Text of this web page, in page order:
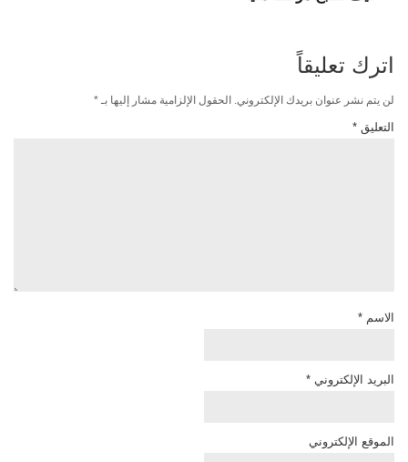
اترك تعليقاً
لن يتم نشر عنوان بريدك الإلكتروني. الحقول الإلزامية مشار إليها بـ *
التعليق *
الاسم *
البريد الإلكتروني *
الموقع الإلكتروني